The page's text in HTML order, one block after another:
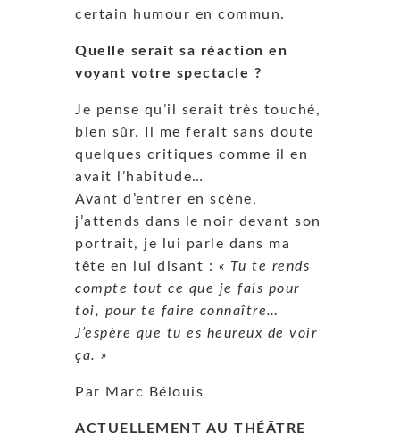
certain humour en commun.
Quelle serait sa réaction en
voyant votre spectacle ?
Je pense qu’il serait très touché,
bien sûr. Il me ferait sans doute
quelques critiques comme il en
avait l’habitude…
Avant d’entrer en scène,
j’attends dans le noir devant son
portrait, je lui parle dans ma
tête en lui disant : « Tu te rends
compte tout ce que je fais pour
toi, pour te faire connaître…
J’espère que tu es heureux de voir
ça. »
Par Marc Bélouis
ACTUELLEMENT AU THÉÂTRE